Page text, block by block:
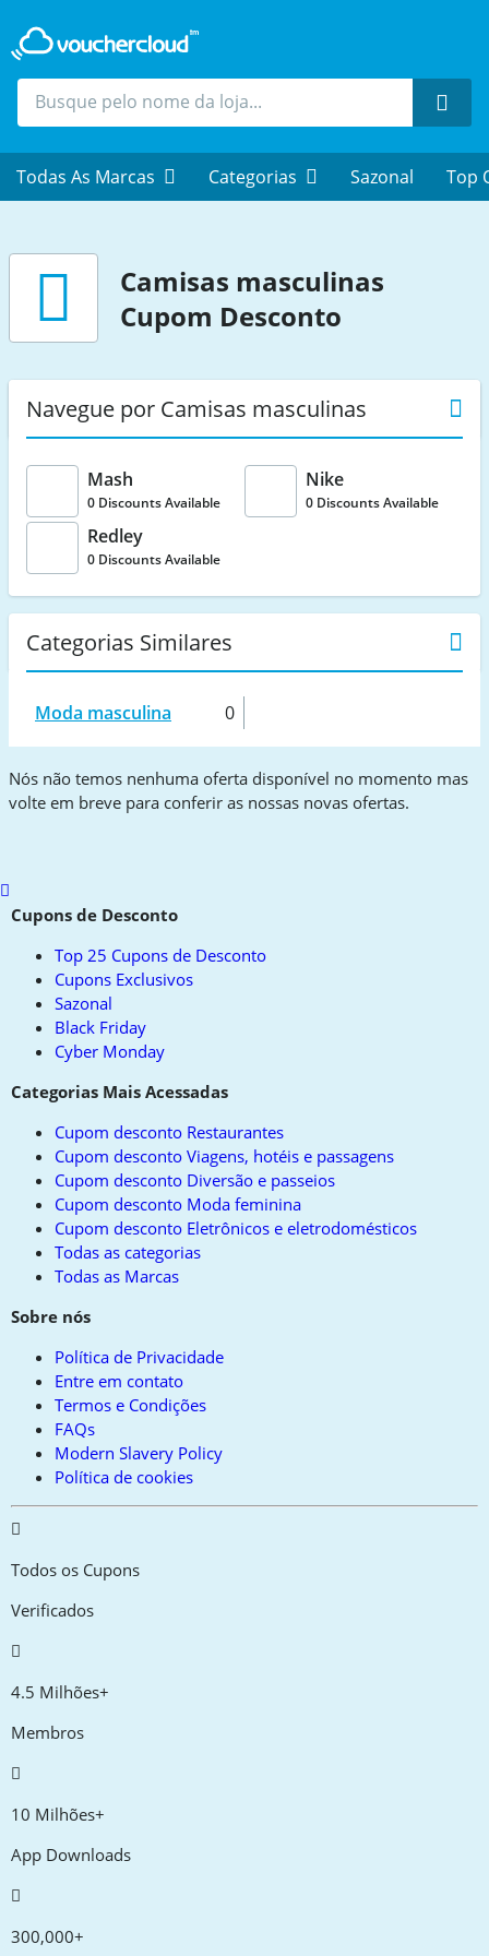
Todas As Marcas Categorias Sazonal Top
Camisas masculinas
Cupom Desconto
Navegue por Camisas masculinas
Mash
0 Discounts Available
Nike
0 Discounts Available
Redley
0 Discounts Available
Categorias Similares
Moda masculina 0
Nós não temos nenhuma oferta disponível no momento mas
volte em breve para conferir as nossas novas ofertas.
Scroll
toCupons de Desconto
Top 25 Cupons de Desconto
Cupons Exclusivos
Sazonal
Black Friday
Cyber Monday
Categorias Mais Acessadas
Cupom desconto Restaurantes
Cupom desconto Viagens, hotéis e passagens
Cupom desconto Diversão e passeios
Cupom desconto Moda feminina
Cupom desconto Eletrônicos e eletrodomésticos
Todas as categorias
Todas as Marcas
Sobre nós
Política de Privacidade
Entre em contato
Termos e Condições
FAQs
Modern Slavery Policy
Política de cookies
Todos os Cupons
Verificados
4.5 Milhões+
Membros
10 Milhões+
App Downloads
300,000+